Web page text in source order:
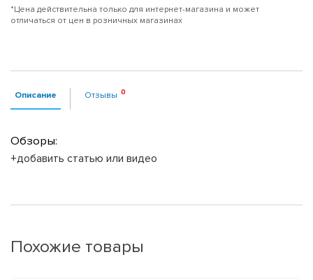
*Цена действительна только для интернет-магазина и может
отличаться от цен в розничных магазинах
Описание Отзывы
Обзоры:
+добавить статью или видео
Похожие товары